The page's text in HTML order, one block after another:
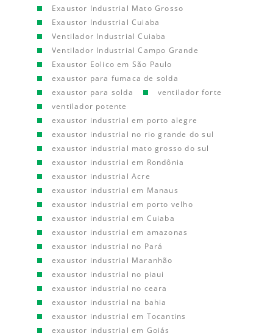
Exaustor Industrial Mato Grosso
Exaustor Industrial Cuiaba
Ventilador Industrial Cuiaba
Ventilador Industrial Campo Grande
Exaustor Eolico em São Paulo
exaustor para fumaca de solda
exaustor para solda
ventilador forte
ventilador potente
exaustor industrial em porto alegre
exaustor industrial no rio grande do sul
exaustor industrial mato grosso do sul
exaustor industrial em Rondônia
exaustor industrial Acre
exaustor industrial em Manaus
exaustor industrial em porto velho
exaustor industrial em Cuiaba
exaustor industrial em amazonas
exaustor industrial no Pará
exaustor industrial Maranhão
exaustor industrial no piaui
exaustor industrial no ceara
exaustor industrial na bahia
exaustor industrial em Tocantins
exaustor industrial em Goiás